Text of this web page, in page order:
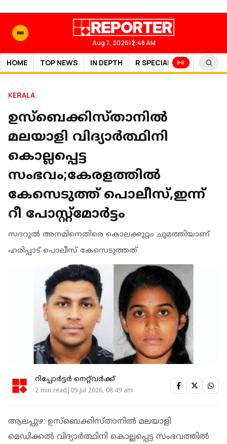
Aug 7, 202612:48 AM
HOME TOP NEWS IN DEPTH R SPECIAL SPORTS
KERALA
ഉസ്‌ബെക്കിസ്താനിൽ
മലയാളി വിദ്യാർത്ഥിനി
കൊല്ലപ്പെട്ട
സംഭവം;കേരളത്തിൽ
കേസെടുത്ത് പൊലീസ്,ഇന്ന്
റീ പോസ്റ്റ്മോർട്ടം
സദറുല്‍ അനമിനെതിരെ കൊലക്കുറ്റം ചുമത്തിയാണ്
ഹരിപ്പാട് പൊലീസ് കേസെടുത്തത്
റിപ്പോർട്ടർ നെറ്റ്‌വര്‍ക്ക്‌
2 min read|09 Jul 2026, 08:49 am
ആലപ്പുഴ: ഉസ്‌ബെക്കിസ്താനില്‍ മലയാളി
മെഡിക്കല്‍ വിദ്യാര്‍ത്ഥിനി കൊല്ലപ്പെട്ട സംഭവത്തില്‍